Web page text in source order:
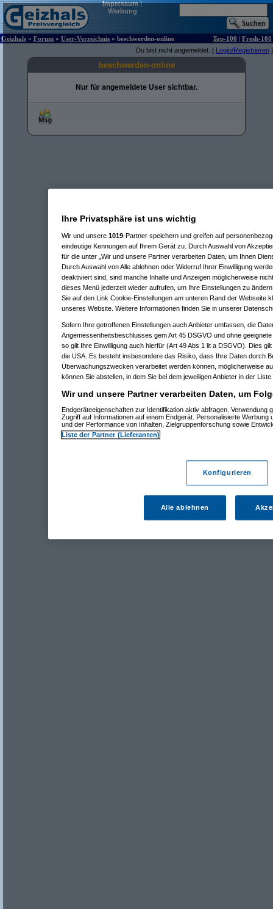
Impressum|
Werbung
Geizhals » Forum » User-Verzeichnis » beschwerden-online Top-100 | Fresh-100
Du bist nicht angemeldet. [ Login/Registrieren ]
beschwerden-online
Nur für angemeldete User sichtbar.
Ihre Privatsphäre ist uns wichtig
Wir und unsere 1019-Partner speichern und greifen auf
eindeutige Kennungen auf Ihrem Gerät zu. Durch Auswahl von
für die unter „Wir und unsere Partner verarbeiten Daten, um Ihnen
Durch Auswahl von Alle ablehnen oder Widerruf Ihrer Einwilligung
deaktiviert sind, sind manche Inhalte und Anzeigen möglicherweise
dieses Menü jederzeit wieder aufrufen, um Ihre Einstellungen zu
Sie auf den Link Cookie-Einstellungen am unteren Rand der Webseite
unseres Website. Weitere Informationen finden Sie in unserer
Sofern Ihre getroffenen Einstellungen auch Anbieter umfassen, die
Angemessenheitsbeschlusses gem Art 45 DSGVO und ohne
so gilt Ihre Einwilligung auch hierfür (Art 49 Abs 1 lit a DSGVO). Dies
die USA. Es besteht insbesondere das Risiko, dass Ihre Daten durch
Überwachungszwecken verarbeitet werden können, möglicherweise
können Sie abstellen, in dem Sie bei dem jeweiligen Anbieter in der
Wir und unsere Partner verarbeiten Daten, um
Endgeräteeigenschaften zur Identifikation aktiv abfragen. Verwendung
Zugriff auf Informationen auf einem Endgerät. Personalisierte Werbung
und der Performance von Inhalten, Zielgruppenforschung sowie
Liste der Partner (Lieferanten)
Konfigurieren
Alle ablehnen